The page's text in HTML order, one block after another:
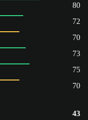
80
72
70
73
75
70
43